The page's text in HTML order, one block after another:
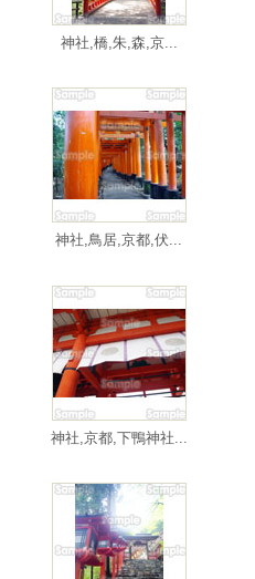
神社,橋,朱,森,京...
神社,鳥居,京都,伏...
神社,京都,下鴨神社...